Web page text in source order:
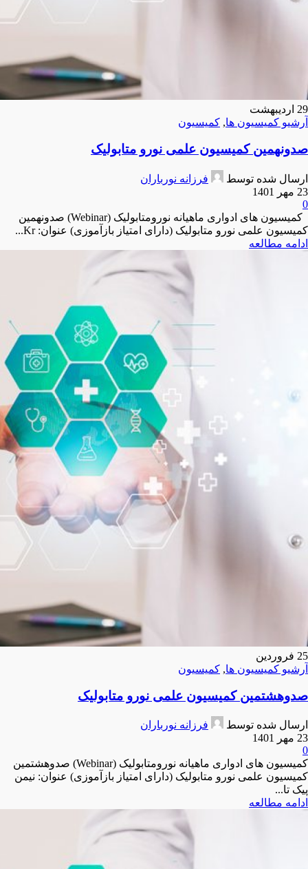
29 اردیبهشت
آرشیو کمیسیون ها, کمیسیون
صدونهمین کمیسیون علمی نورو متابولیک
ارسال شده توسط
فرزانه نورباران
23 مهر 1401
0
کمیسیون های ادواری ماهیانه نورومتابولیک (Webinar) صدونهمین
کمیسیون علمی نورو متابولیک (دارای امتیاز بازآموزی) عنوان: Kr...
ادامه مطالعه
25 فروردین
آرشیو کمیسیون ها, کمیسیون
صدوهشتمین کمیسیون علمی نورو متابولیک
ارسال شده توسط
فرزانه نورباران
23 مهر 1401
0
کمیسیون های ادواری ماهیانه نورومتابولیک (Webinar) صدوهشتمین
کمیسیون علمی نورو متابولیک (دارای امتیاز بازآموزی) عنوان: نیمن
پیک تا...
ادامه مطالعه